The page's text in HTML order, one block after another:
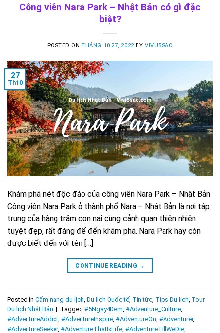
Công viên Nara Park – Nhật Bản có gì đặc
biệt?
POSTED ONTHÁNG 10 27, 2022BY VIVU5SAO
27
Th10
Khám phá nét độc đáo của công viên Nara Park – Nhật Bản
Công viên Nara Park ở thành phố Nara – Nhật Bản là nơi tập
trung của hàng trăm con nai cùng cảnh quan thiên nhiên
tuyệt đẹp, rất đáng để đến khám phá. Nara Park hay còn
được biết đến với tên […]
CONTINUE READING →
Posted in Cẩm nang du lịch Du lịch Quốc tế, Tin tức Tips Du lịch Tour
Du lịch Nhật Bản | Tagged #5Ngay4Dem #Adventure_Culture
#AdventureAddict #AdventureInspire #AdventureOn #Adventurer,
#AdventureSeeker, #AdventureThatIsLife #AdventureTillWeDie